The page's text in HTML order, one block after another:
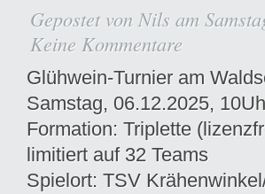
Gepostet von Nils am
Keine Kommentare
Glühwein-Turnier am
Samstag, 06.12.2025,
Formation: Triplette
limitiert auf 32 Teams
Spielort: TSV